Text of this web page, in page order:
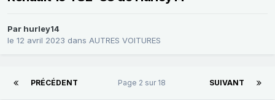
Par hurley14
le 12 avril 2023 dans AUTRES VOITURES
PRÉCÉDENT SUIVANT
Page 2 sur 18